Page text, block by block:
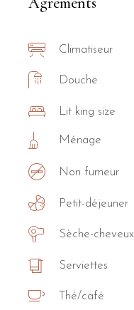
Climatiseur
Douche
Lit king size
Ménage
Non fumeur
Petit-déjeuner
Sèche-cheveux
Serviettes
Thé/café